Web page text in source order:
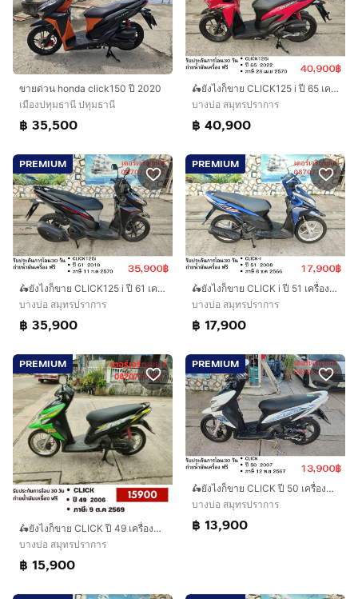
ขายด่วน honda click150 ปี 2020
เมืองปทุมธานี ปทุมธานี
฿ 35,500
🛵ยังไงก็ขาย CLICK125 i ปี 65 เครื่องดี สีสวย สตาร์ทมือ เล่มชุดโอนครบ+เปลี่ยนถ่ายน้ำมันเครื่องฟรี ส่งฟรี30 ก.ม
บางบ่อ สมุทรปราการ
฿ 40,900
PREMIUM
🛵ยังไงก็ขาย CLICK125 i ปี 61 เครื่องดี สีสวย สตาร์ทมือ เล่มชุดโอนครบ+เปลี่ยนถ่ายน้ำมันเครื่องฟรี ส่งฟรี30 ก.ม
บางบ่อ สมุทรปราการ
฿ 35,900
PREMIUM
🛵ยังไงก็ขาย CLICK i ปี 51 เครื่องดี สีสวย สตาร์ทมือ เล่มชุดโอนครบ+เปลี่ยนถ่ายน้ำมันเครื่องฟรี
บางบ่อ สมุทรปราการ
฿ 17,900
PREMIUM
🛵ยังไงก็ขาย CLICK ปี 49 เครื่องดี สีสวย สตาร์ทมือ เล่มชุดโอนครบ+เปลี่ยนถ่ายน้ำมันเครื่องฟรี ไม่มีส่งฟรี
บางบ่อ สมุทรปราการ
฿ 15,900
PREMIUM
🛵ยังไงก็ขาย CLICK ปี 50 เครื่องดี สีสวย สตาร์ทมือ เล่มชุดโอนครบ+เปลี่ยนถ่ายน้ำมันเครื่องฟรี ส่งฟรี 30 กม.
บางบ่อ สมุทรปราการ
฿ 13,900